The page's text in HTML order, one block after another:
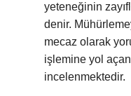
yeteneğinin
denir.
mecaz olarak
işlemine yol
incelenmektedir.